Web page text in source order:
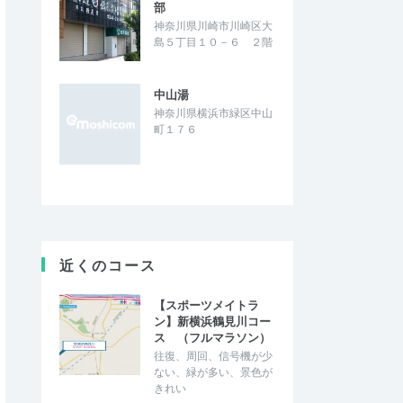
部
神奈川県川崎市川崎区大
島５丁目１０－６ ２階
中山湯
神奈川県横浜市緑区中山
町１７６
近くのコース
【スポーツメイトラ
ン】新横浜鶴見川コー
ス （フルマラソン）
往復、周回、信号機が少
ない、緑が多い、景色が
きれい